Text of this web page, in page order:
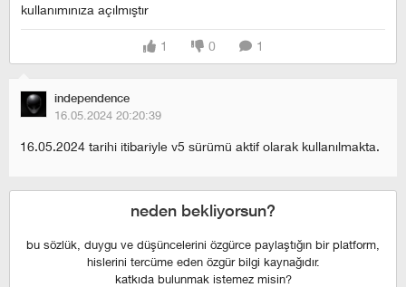
kullanımınıza açılmıştır
1 0 1
independence
16.05.2024 20:20:39
16.05.2024 tarihi itibariyle v5 sürümü aktif olarak kullanılmakta.
neden bekliyorsun?
bu sözlük, duygu ve düşüncelerini özgürce paylaştığın bir platform,
hislerini tercüme eden özgür bilgi kaynağıdır.
katkıda bulunmak istemez misin?